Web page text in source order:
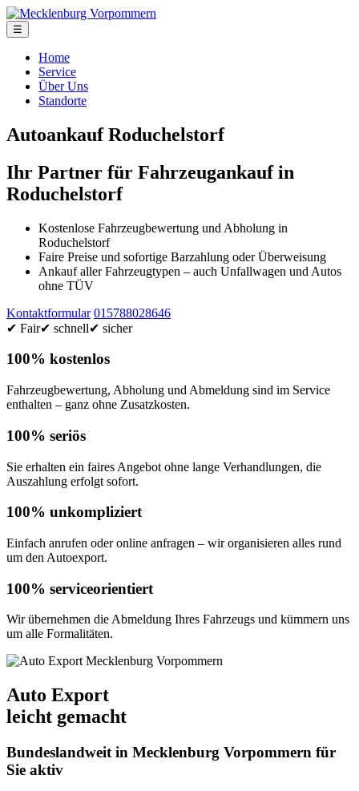
☰
Home
Service
Über Uns
Standorte
Autoankauf Roduchelstorf
Ihr Partner für Fahrzeugankauf in
Roduchelstorf
Kostenlose Fahrzeugbewertung und Abholung in
Roduchelstorf
Faire Preise und sofortige Barzahlung oder Überweisung
Ankauf aller Fahrzeugtypen – auch Unfallwagen und Autos
ohne TÜV
Kontaktformular 015788028646
✔ Fair✔ schnell✔ sicher
100% kostenlos
Fahrzeugbewertung, Abholung und Abmeldung sind im Service
enthalten – ganz ohne Zusatzkosten.
100% seriös
Sie erhalten ein faires Angebot ohne lange Verhandlungen, die
Auszahlung erfolgt sofort.
100% unkompliziert
Einfach anrufen oder online anfragen – wir organisieren alles rund
um den Autoexport.
100% serviceorientiert
Wir übernehmen die Abmeldung Ihres Fahrzeugs und kümmern uns
um alle Formalitäten.
Auto Export
leicht gemacht
Bundeslandweit in Mecklenburg Vorpommern für
Sie aktiv